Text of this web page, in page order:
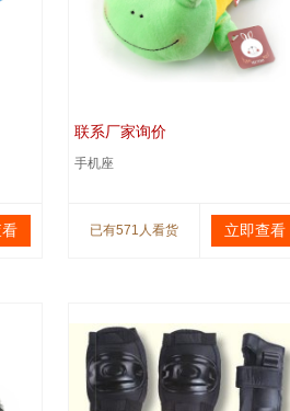
联系厂家询价
手机座
已有571人看货 立即查看